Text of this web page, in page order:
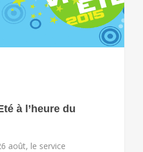
à l’heure du
août, le service